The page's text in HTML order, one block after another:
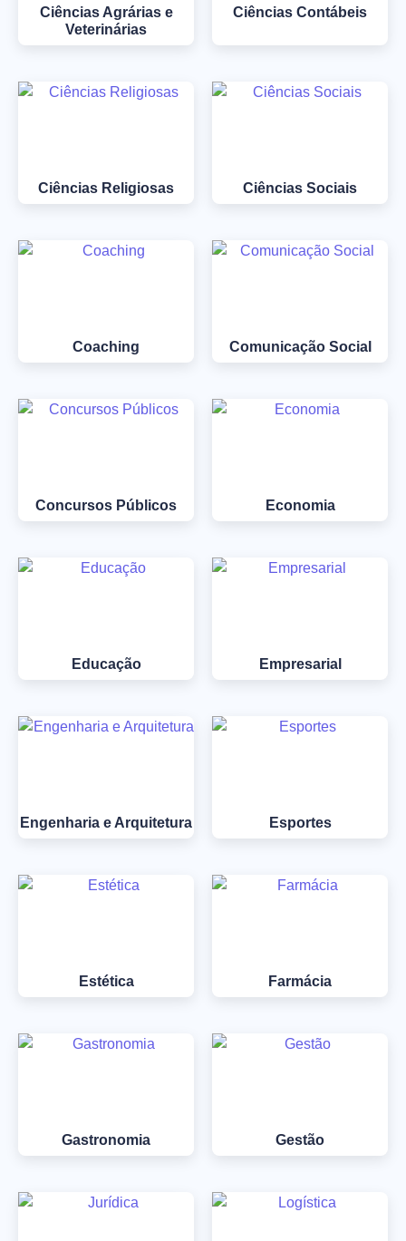
Ciências Agrárias e
Veterinárias
Ciências Contábeis
Ciências Religiosas Ciências Sociais
Coaching Comunicação Social
Concursos Públicos Economia
Educação Empresarial
Engenharia e Arquitetura Esportes
Estética Farmácia
Gastronomia Gestão